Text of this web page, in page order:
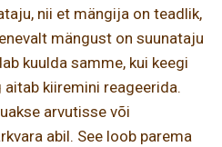
nii et mängija on teadlik,
mängust on suunataju
kuulda samme, kui keegi
aitab kiiremini reageerida.
arvutisse või
abil. See loob parema